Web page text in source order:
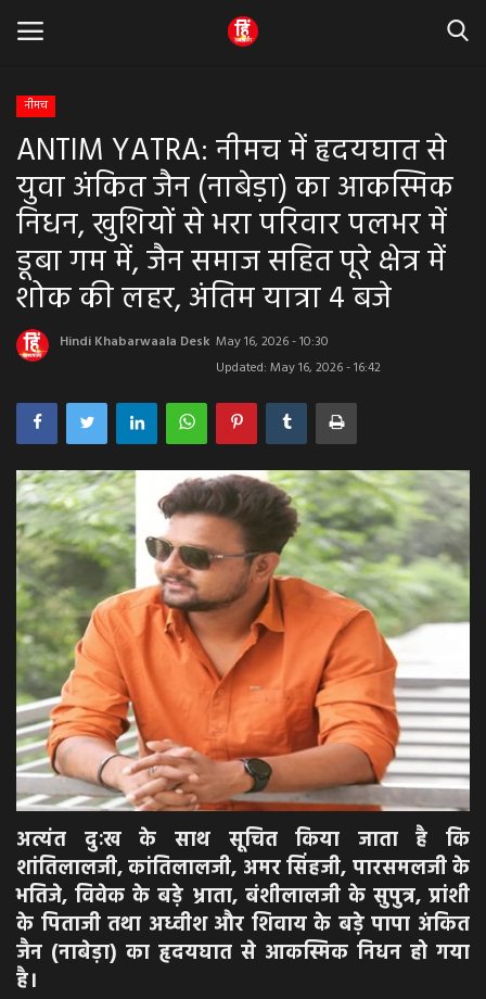
Home
धर्म & ज्योतिष
बड़ी खबर
मध्यप्रदेश
राजस्थान
व्यापार व्यवसाय
राजनीती
अपराध
मनोरंजन
खेल
एजुकेशन & करियर
हेल्थ & लाइफ स्टाइल
वीडियो
Gallery
नीमच
ANTIM YATRA: नीमच में हृदयघात से
युवा अंकित जैन (नाबेड़ा) का आकस्मिक
निधन, खुशियों से भरा परिवार पलभर में
डूबा गम में, जैन समाज सहित पूरे क्षेत्र में
शोक की लहर, अंतिम यात्रा 4 बजे
Hindi Khabarwaala Desk May 16, 2026 - 10:30
Updated: May 16, 2026 - 16:42
अत्यंत दुःख के साथ सूचित किया जाता है कि
शांतिलालजी, कांतिलालजी, अमर सिंहजी, पारसमलजी के
भतिजे, विवेक के बड़े भ्राता, बंशीलालजी के सुपुत्र, प्रांशी
के पिताजी तथा अध्वीश और शिवाय के बड़े पापा अंकित
जैन (नाबेड़ा) का हृदयघात से आकस्मिक निधन हो गया
है।